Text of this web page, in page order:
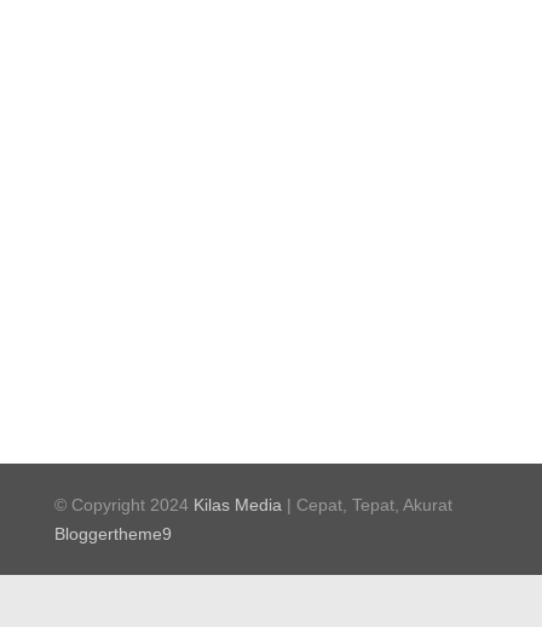
© Copyright 2024 Kilas Media | Cepat, Tepat, Akurat
Bloggertheme9